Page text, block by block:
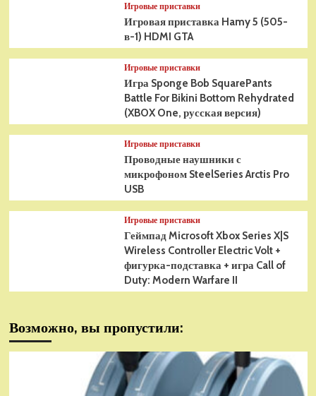
Игровые приставки
Игровая приставка Hamy 5 (505-
в-1) HDMI GTA
Игровые приставки
Игра Sponge Bob SquarePants
Battle For Bikini Bottom Rehydrated
(XBOX One, русская версия)
Игровые приставки
Проводные наушники с
микрофоном SteelSeries Arctis Pro
USB
Игровые приставки
Геймпад Microsoft Xbox Series X|S
Wireless Controller Electric Volt +
фигурка-подставка + игра Call of
Duty: Modern Warfare II
Возможно, вы пропустили: